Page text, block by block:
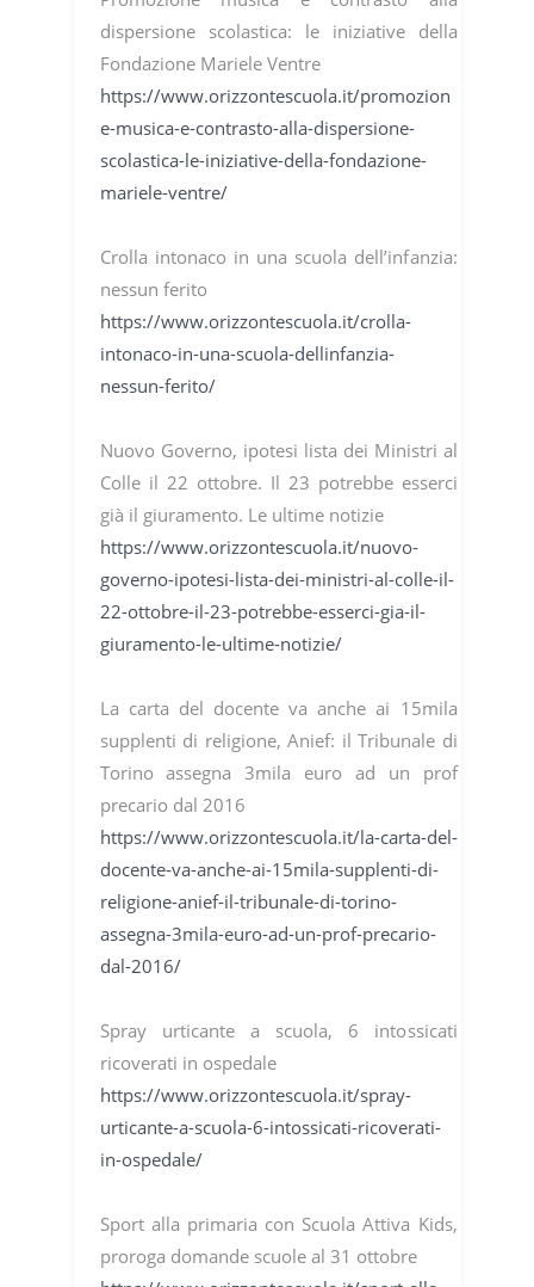
dispersione scolastica: le iniziative della
Fondazione Mariele Ventre
https://www.orizzontescuola.it/promozion
e-musica-e-contrasto-alla-dispersione-
scolastica-le-iniziative-della-fondazione-
mariele-ventre/
Crolla intonaco in una scuola dell’infanzia:
nessun ferito
https://www.orizzontescuola.it/crolla-
intonaco-in-una-scuola-dellinfanzia-
nessun-ferito/
Nuovo Governo, ipotesi lista dei Ministri al
Colle il 22 ottobre. Il 23 potrebbe esserci
già il giuramento. Le ultime notizie
https://www.orizzontescuola.it/nuovo-
governo-ipotesi-lista-dei-ministri-al-colle-il-
22-ottobre-il-23-potrebbe-esserci-gia-il-
giuramento-le-ultime-notizie/
La carta del docente va anche ai 15mila
supplenti di religione, Anief: il Tribunale di
Torino assegna 3mila euro ad un prof
precario dal 2016
https://www.orizzontescuola.it/la-carta-del-
docente-va-anche-ai-15mila-supplenti-di-
religione-anief-il-tribunale-di-torino-
assegna-3mila-euro-ad-un-prof-precario-
dal-2016/
Spray urticante a scuola, 6 intossicati
ricoverati in ospedale
https://www.orizzontescuola.it/spray-
urticante-a-scuola-6-intossicati-ricoverati-
in-ospedale/
Sport alla primaria con Scuola Attiva Kids,
proroga domande scuole al 31 ottobre